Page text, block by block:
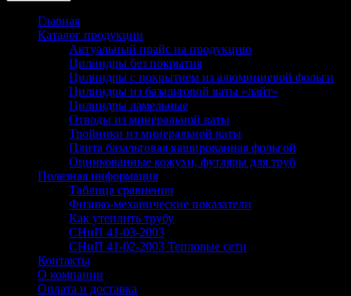
Главная
Каталог продукции
Актуальный прайс на продукцию
Цилиндры без покрытия
Цилиндры с покрытием из алюминиевой фольги
Цилиндры из базальтовой ваты «лайт»
Цилиндры ламельные
Отводы из минеральной ваты
Тройники из минеральной ваты
Плита базальтовая кашированная фольгой
Оцинкованные кожухи, футляры для труб
Полезная информация
Таблица сравнения
Физико-механические показатели
Как утеплить трубу
СНиП 41-03-2003
СНиП 41-02-2003 Тепловые сети
Контакты
О компании
Оплата и доставка